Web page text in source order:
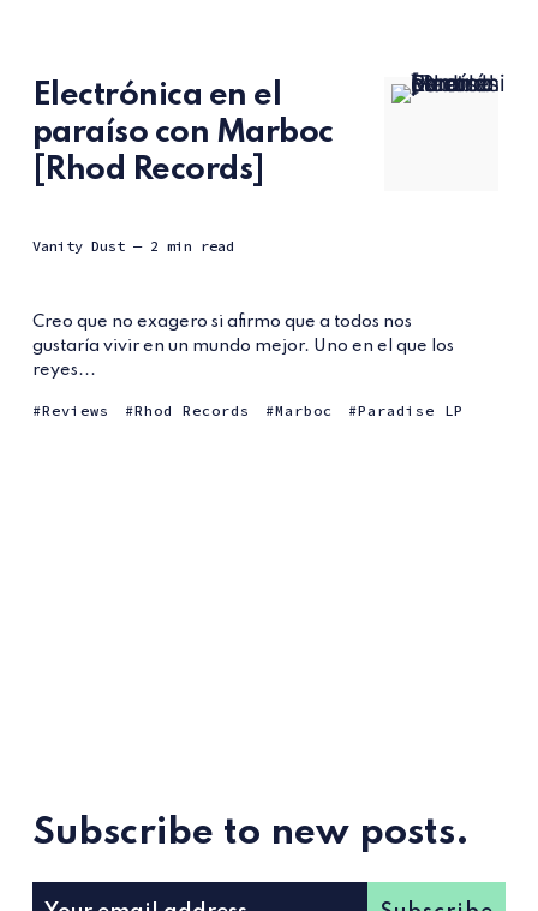
Electrónica en el
paraíso con Marboc
[Rhod Records]
Vanity Dust — 2 min read
Creo que no exagero si afirmo que a todos nos
gustaría vivir en un mundo mejor. Uno en el que los
reyes...
Reviews Rhod Records Marboc Paradise LP
Subscribe to new posts.